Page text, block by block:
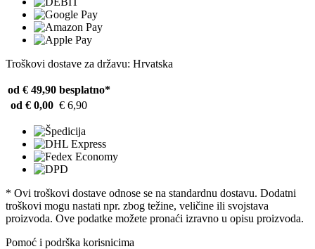
Troškovi dostave za državu: Hrvatska
od € 49,90 besplatno*
od € 0,00 € 6,90
* Ovi troškovi dostave odnose se na standardnu ​​dostavu. Dodatni
troškovi mogu nastati npr. zbog težine, veličine ili svojstava
proizvoda. Ove podatke možete pronaći izravno u opisu proizvoda.
Pomoć i podrška korisnicima